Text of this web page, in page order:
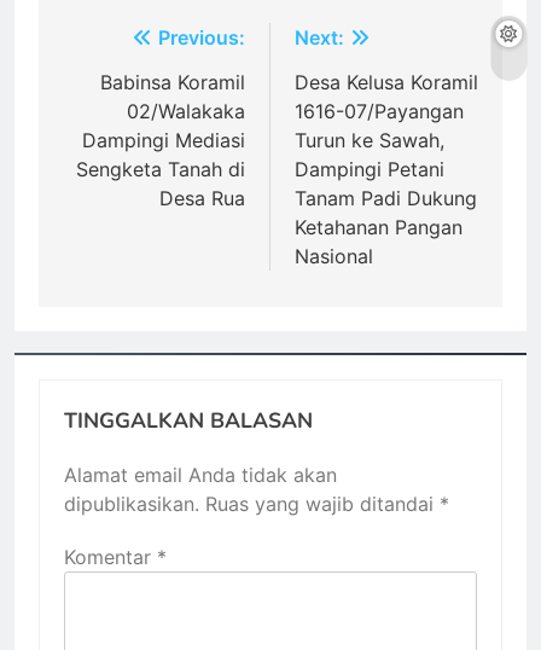
Navigasi
pos
Previous:
Babinsa Koramil
02/Walakaka
Dampingi Mediasi
Sengketa Tanah di
Desa Rua
Next:
Desa Kelusa Koramil
1616-07/Payangan
Turun ke Sawah,
Dampingi Petani
Tanam Padi Dukung
Ketahanan Pangan
Nasional
TINGGALKAN BALASAN
Alamat email Anda tidak akan
dipublikasikan. Ruas yang wajib ditandai *
Komentar *